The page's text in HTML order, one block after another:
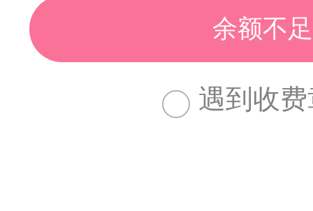
余额不
遇到收